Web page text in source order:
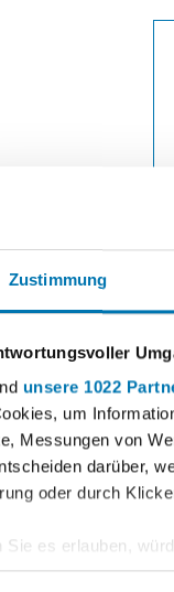
Zustimmung
unsere 1022
um
Messungen von
darüber,
oder durch
Sie es erlauben,
über